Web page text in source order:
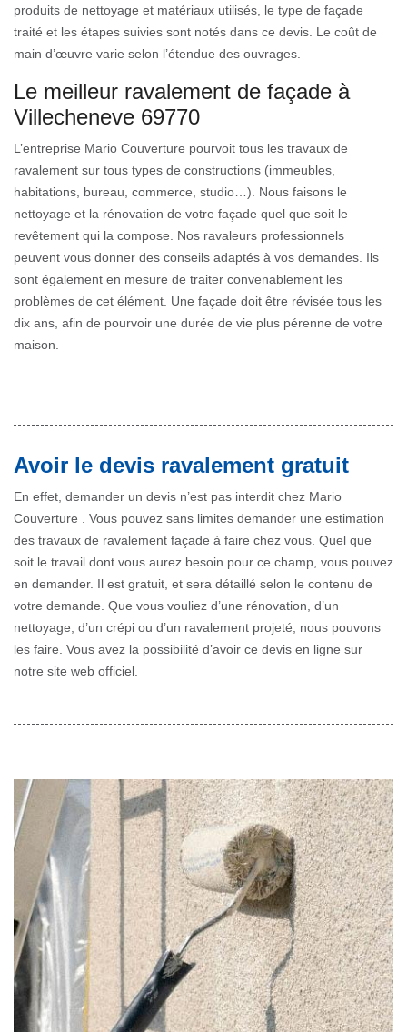
produits de nettoyage et matériaux utilisés, le type de façade
traité et les étapes suivies sont notés dans ce devis. Le coût de
main d’œuvre varie selon l’étendue des ouvrages.
Le meilleur ravalement de façade à
Villecheneve 69770
L’entreprise Mario Couverture pourvoit tous les travaux de
ravalement sur tous types de constructions (immeubles,
habitations, bureau, commerce, studio…). Nous faisons le
nettoyage et la rénovation de votre façade quel que soit le
revêtement qui la compose. Nos ravaleurs professionnels
peuvent vous donner des conseils adaptés à vos demandes. Ils
sont également en mesure de traiter convenablement les
problèmes de cet élément. Une façade doit être révisée tous les
dix ans, afin de pourvoir une durée de vie plus pérenne de votre
maison.
Avoir le devis ravalement gratuit
En effet, demander un devis n’est pas interdit chez Mario
Couverture . Vous pouvez sans limites demander une estimation
des travaux de ravalement façade à faire chez vous. Quel que
soit le travail dont vous aurez besoin pour ce champ, vous pouvez
en demander. Il est gratuit, et sera détaillé selon le contenu de
votre demande. Que vous vouliez d’une rénovation, d’un
nettoyage, d’un crépi ou d’un ravalement projeté, nous pouvons
les faire. Vous avez la possibilité d’avoir ce devis en ligne sur
notre site web officiel.